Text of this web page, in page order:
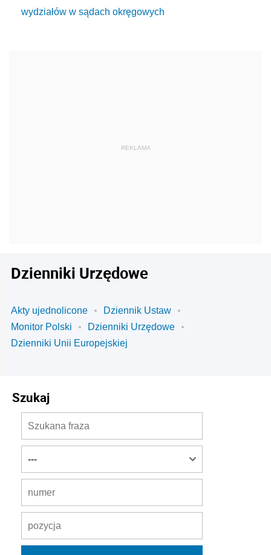
wydziałów w sądach okręgowych
Dzienniki Urzędowe
Akty ujednolicone
Dziennik Ustaw
Monitor Polski
Dzienniki Urzędowe
Dzienniki Unii Europejskiej
Szukaj